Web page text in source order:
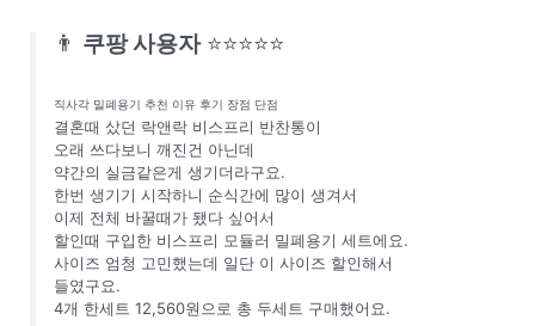
👨 쿠팡 사용자 ⭐⭐⭐⭐⭐
직사각 밀폐용기 추천 이유 후기 장점 단점
결혼때 샀던 락앤락 비스프리 반찬통이
오래 쓰다보니 깨진건 아닌데
약간의 실금같은게 생기더라구요.
한번 생기기 시작하니 순식간에 많이 생겨서
이제 전체 바꿀때가 됐다 싶어서
할인때 구입한 비스프리 모듈러 밀폐용기 세트에요.
사이즈 엄청 고민했는데 일단 이 사이즈 할인해서
들였구요.
4개 한세트 12,560원으로 총 두세트 구매했어요.